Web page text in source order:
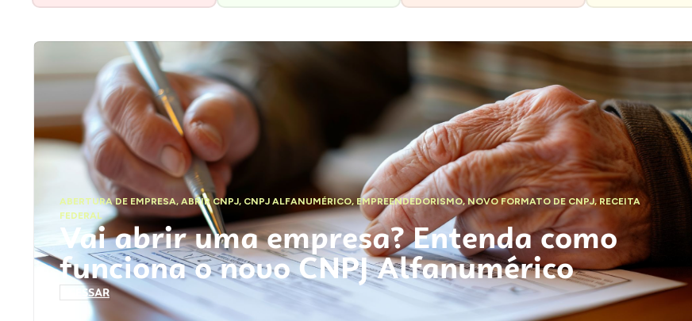
ABERTURA DE EMPRESA,ABRIR CNPJ, CNPJ ALFANUMÉRICO, EMPREENDEDORISMO,NOVO FORMATO DE CNPJ,RECEITA
FEDERAL
Vai abrir uma empresa? Entenda como
funciona o novo CNPJ Alfanumérico
ACESSAR